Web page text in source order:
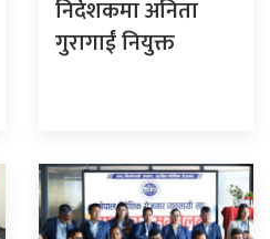
निर्देशकमा अनिता
गुरागाईं नियुक्त